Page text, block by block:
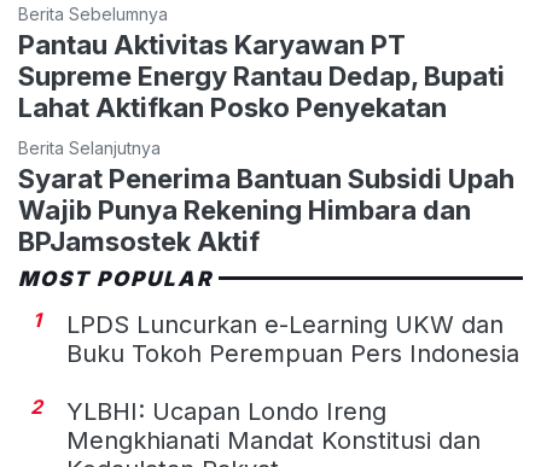
Berita Sebelumnya
Pantau Aktivitas Karyawan PT
Supreme Energy Rantau Dedap, Bupati
Lahat Aktifkan Posko Penyekatan
Berita Selanjutnya
Syarat Penerima Bantuan Subsidi Upah
Wajib Punya Rekening Himbara dan
BPJamsostek Aktif
MOST POPULAR
1
LPDS Luncurkan e-Learning UKW dan
Buku Tokoh Perempuan Pers Indonesia
2
YLBHI: Ucapan Londo Ireng
Mengkhianati Mandat Konstitusi dan